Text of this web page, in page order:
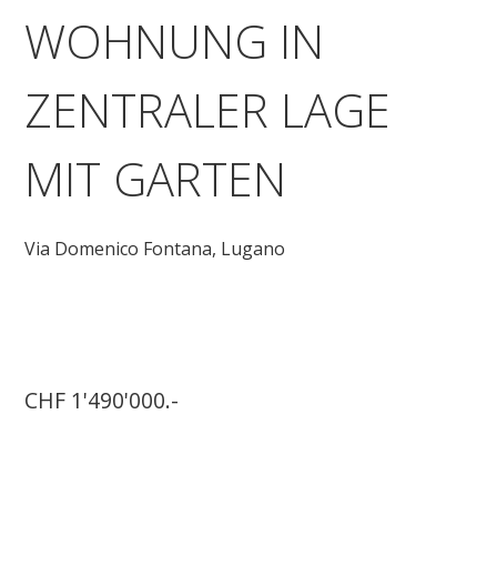
WOHNUNG IN
ZENTRALER LAGE
MIT GARTEN
Via Domenico Fontana, Lugano
CHF 1'490'000.-